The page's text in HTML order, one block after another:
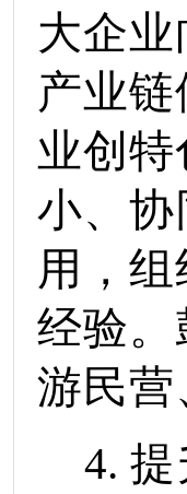
大企
产业
业创
小、
用，
经验
游民
4. 提